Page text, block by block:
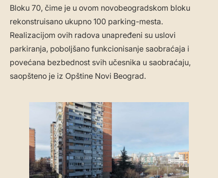
Bloku 70, čime je u ovom novobeogradskom bloku
rekonstruisano ukupno 100 parking-mesta.
Realizacijom ovih radova unapređeni su uslovi
parkiranja, poboljšano funkcionisanje saobraćaja i
povećana bezbednost svih učesnika u saobraćaju,
saopšteno je iz Opštine Novi Beograd.